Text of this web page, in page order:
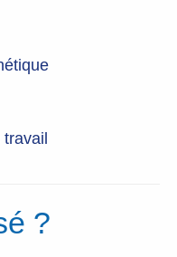
travail
?